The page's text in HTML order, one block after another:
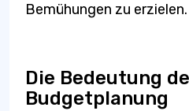
Bemühungen zu erzielen.
Die Bedeutung
Budgetplanung